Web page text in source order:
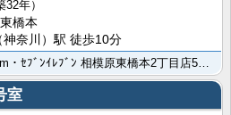
32年）
橋本
奈川）駅 徒歩10分
室